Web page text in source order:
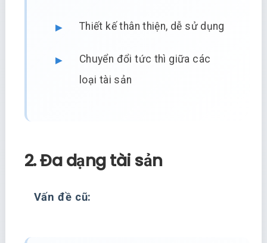
Thiết kế thân thiện, dễ sử dụng
Chuyển đổi tức thì giữa các
loại tài sản
2. Đa dạng tài sản
Vấn đề cũ: